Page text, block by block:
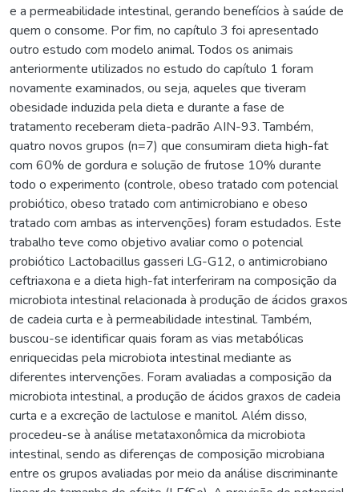
e a permeabilidade intestinal, gerando benefícios à saúde de
quem o consome. Por fim, no capítulo 3 foi apresentado
outro estudo com modelo animal. Todos os animais
anteriormente utilizados no estudo do capítulo 1 foram
novamente examinados, ou seja, aqueles que tiveram
obesidade induzida pela dieta e durante a fase de
tratamento receberam dieta-padrão AIN-93. Também,
quatro novos grupos (n=7) que consumiram dieta high-fat
com 60% de gordura e solução de frutose 10% durante
todo o experimento (controle, obeso tratado com potencial
probiótico, obeso tratado com antimicrobiano e obeso
tratado com ambas as intervenções) foram estudados. Este
trabalho teve como objetivo avaliar como o potencial
probiótico Lactobacillus gasseri LG-G12, o antimicrobiano
ceftriaxona e a dieta high-fat interferiram na composição da
microbiota intestinal relacionada à produção de ácidos graxos
de cadeia curta e à permeabilidade intestinal. Também,
buscou-se identificar quais foram as vias metabólicas
enriquecidas pela microbiota intestinal mediante as
diferentes intervenções. Foram avaliadas a composição da
microbiota intestinal, a produção de ácidos graxos de cadeia
curta e a excreção de lactulose e manitol. Além disso,
procedeu-se à análise metataxonômica da microbiota
intestinal, sendo as diferenças de composição microbiana
entre os grupos avaliadas por meio da análise discriminante